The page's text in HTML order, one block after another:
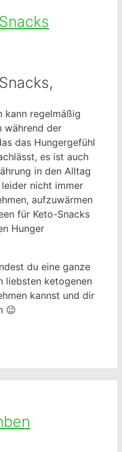
kann regelmäßig
während der
das Hungergefühl
es ist auch
in den Alltag
nicht immer
aufzuwärmen
für Keto-Snacks
Hunger
du eine ganze
liebsten ketogenen
kannst und dir
😉